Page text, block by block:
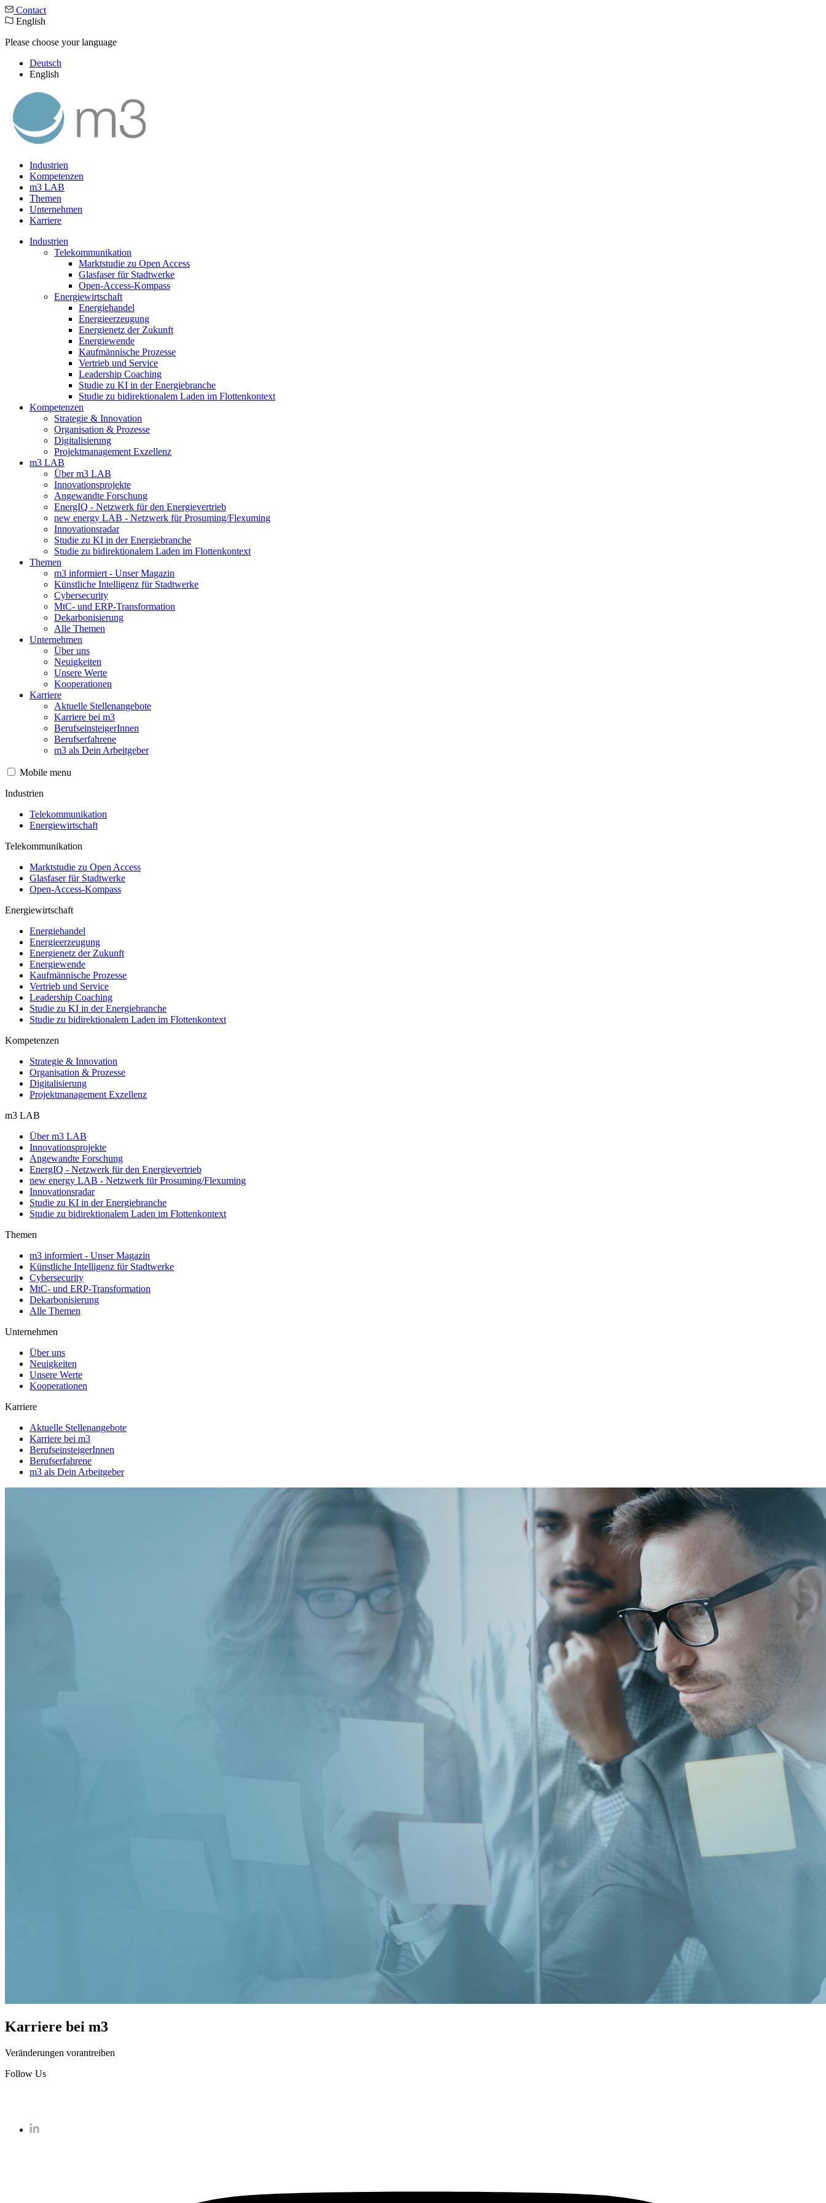
Contact
English
Please choose your language
Deutsch
English
Industrien
Kompetenzen
m3 LAB
Themen
Unternehmen
Karriere
Industrien
Telekommunikation
Marktstudie zu Open Access
Glasfaser für Stadtwerke
Open-Access-Kompass
Energiewirtschaft
Energiehandel
Energieerzeugung
Energienetz der Zukunft
Energiewende
Kaufmännische Prozesse
Vertrieb und Service
Leadership Coaching
Studie zu KI in der Energiebranche
Studie zu bidirektionalem Laden im Flottenkontext
Kompetenzen
Strategie & Innovation
Organisation & Prozesse
Digitalisierung
Projektmanagement Exzellenz
m3 LAB
Über m3 LAB
Innovationsprojekte
Angewandte Forschung
EnergIQ - Netzwerk für den Energievertrieb
new energy LAB - Netzwerk für Prosuming/Flexuming
Innovationsradar
Studie zu KI in der Energiebranche
Studie zu bidirektionalem Laden im Flottenkontext
Themen
m3 informiert - Unser Magazin
Künstliche Intelligenz für Stadtwerke
Cybersecurity
MtC- und ERP-Transformation
Dekarbonisierung
Alle Themen
Unternehmen
Über uns
Neuigkeiten
Unsere Werte
Kooperationen
Karriere
Aktuelle Stellenangebote
Karriere bei m3
BerufseinsteigerInnen
Berufserfahrene
m3 als Dein Arbeitgeber
Mobile menu
Industrien
Telekommunikation
Energiewirtschaft
Telekommunikation
Marktstudie zu Open Access
Glasfaser für Stadtwerke
Open-Access-Kompass
Energiewirtschaft
Energiehandel
Energieerzeugung
Energienetz der Zukunft
Energiewende
Kaufmännische Prozesse
Vertrieb und Service
Leadership Coaching
Studie zu KI in der Energiebranche
Studie zu bidirektionalem Laden im Flottenkontext
Kompetenzen
Strategie & Innovation
Organisation & Prozesse
Digitalisierung
Projektmanagement Exzellenz
m3 LAB
Über m3 LAB
Innovationsprojekte
Angewandte Forschung
EnergIQ - Netzwerk für den Energievertrieb
new energy LAB - Netzwerk für Prosuming/Flexuming
Innovationsradar
Studie zu KI in der Energiebranche
Studie zu bidirektionalem Laden im Flottenkontext
Themen
m3 informiert - Unser Magazin
Künstliche Intelligenz für Stadtwerke
Cybersecurity
MtC- und ERP-Transformation
Dekarbonisierung
Alle Themen
Unternehmen
Über uns
Neuigkeiten
Unsere Werte
Kooperationen
Karriere
Aktuelle Stellenangebote
Karriere bei m3
BerufseinsteigerInnen
Berufserfahrene
m3 als Dein Arbeitgeber
Karriere bei m3
Veränderungen vorantreiben
Follow Us